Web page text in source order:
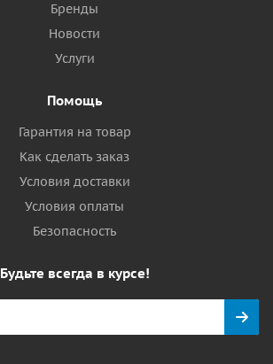
Бренды
Новости
Услуги
Помощь
Гарантия на товар
Как сделать заказ
Условия доставки
Условия оплаты
Безопасность
Будьте всегда в курсе!